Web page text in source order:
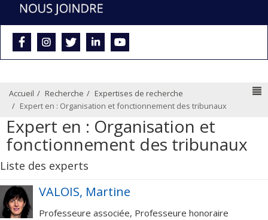
Accueil Recherche
Expertises de recherche
Expert en : Organisation et fonctionnement des tribunaux
Expert en : Organisation et
fonctionnement des tribunaux
Liste des experts
VALOIS, Martine
Professeure associée, Professeure honoraire